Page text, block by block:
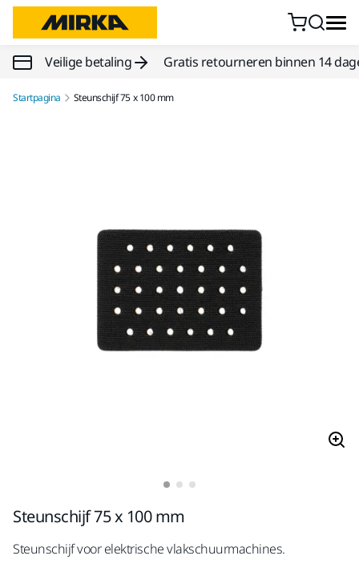
Doorgaan naar inhoud
Veilige betaling Gratis retourneren binnen 14
Startpagina Steunschijf 75 x 100 mm
Steunschijf 75 x 100 mm
Steunschijf voor elektrische vlakschuurmachines.